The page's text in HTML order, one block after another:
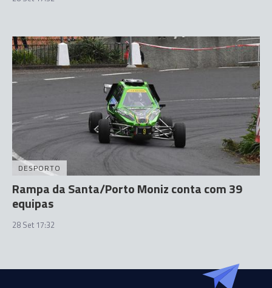
DESPORTO
Rampa da Santa/Porto Moniz conta com 39
equipas
28 Set 17:32